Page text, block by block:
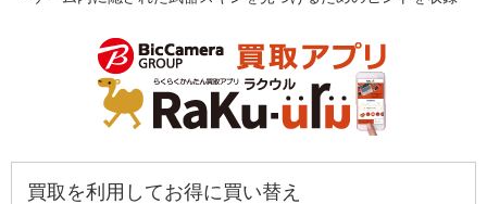
買取を利用してお得に買い替え